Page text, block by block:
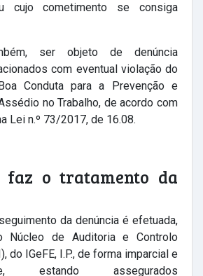
cujo cometimento se consiga
ser objeto de denúncia
com eventual violação do
Conduta para a Prevenção e
no Trabalho, de acordo com
Lei n.º 73/2017, de 16.08.
o tratamento da
da denúncia é efetuada,
Núcleo de Auditoria e Controlo
do IGeFE, I.P., de forma imparcial e
estando assegurados